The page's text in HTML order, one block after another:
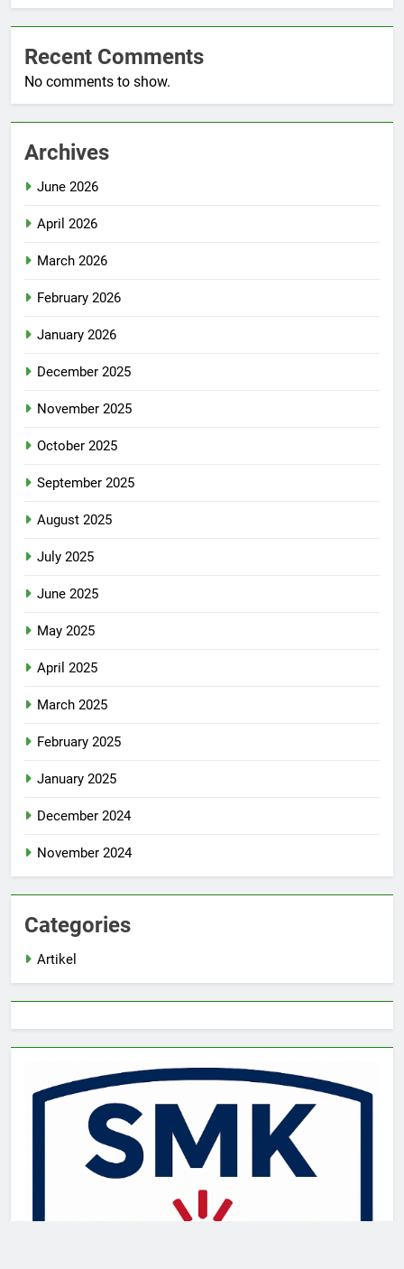
Recent Comments
No comments to show.
Archives
June 2026
April 2026
March 2026
February 2026
January 2026
December 2025
November 2025
October 2025
September 2025
August 2025
July 2025
June 2025
May 2025
April 2025
March 2025
February 2025
January 2025
December 2024
November 2024
Categories
Artikel